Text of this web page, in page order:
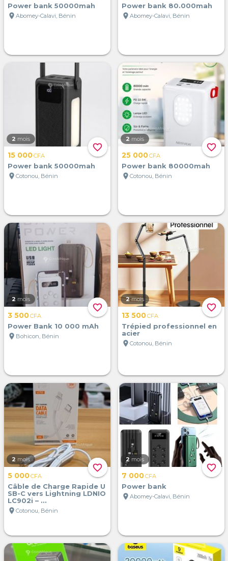
Power bank 50000mah
location_on Abomey-Calavi, Bénin
Power bank 80.000mah
location_on Abomey-Calavi, Bénin
favorite_border
2 mois
15 000CFA
Power bank 50000mah
location_on Cotonou, Bénin
favorite_border
2 mois
25 000CFA
Power bank 80000mah
location_on Cotonou, Bénin
favorite_border
2 mois
3 500CFA
Power Bank 10 000 mAh
location_on Bohicon, Bénin
favorite_border
2 mois
13 500CFA
Trépied professionnel en
acier
location_on Cotonou, Bénin
favorite_border
2 mois
5 000CFA
Câble de Charge Rapide U
SB-C vers Lightning LDNIO
LC902i – ...
location_on Cotonou, Bénin
favorite_border
2 mois
7 000CFA
Power bank
location_on Abomey-Calavi, Bénin